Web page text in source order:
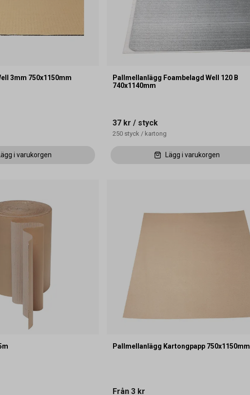
3mm 750x1150mm
Lägg i varukorgen
Pallmellanlägg Foambelagd Well 120 B
740x1140mm
37 kr / styck
250 styck / kartong
Lägg i varukorgen
Pallmellanlägg Kartongpapp 750x1150mm
Från 3 kr